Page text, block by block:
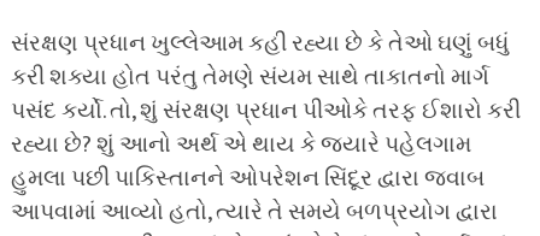
સંરક્ષણ પ્રધાન ખુલ્લેઆમ કહી રહ્યા છે કે તેઓ ઘણું બધું
કરી શક્યા હોત પરંતુ તેમણે સંયમ સાથે તાકાતનો માર્ગ
પસંદ કર્યો. તો, શું સંરક્ષણ પ્રધાન પીઓકે તરફ ઈશારો કરી
રહ્યા છે? શું આનો અર્થ એ થાય કે જ્યારે પહેલગામ
હુમલા પછી પાકિસ્તાનને ઓપરેશન સિંદૂર દ્વારા જવાબ
આપવામાં આવ્યો હતો, ત્યારે તે સમયે બળપ્રયોગ દ્વારા